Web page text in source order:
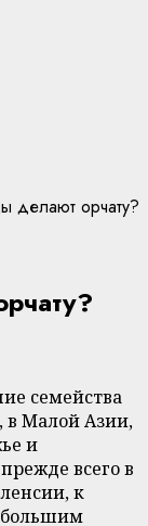
делают орчату?
семейства
в Малой Азии,
и
всего в
к